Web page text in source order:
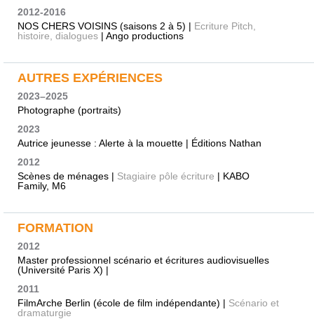
2012-2016
NOS CHERS VOISINS (saisons 2 à 5) | Ecriture Pitch,
histoire, dialogues | Ango productions
AUTRES EXPÉRIENCES
2023–2025
Photographe (portraits)
2023
Autrice jeunesse : Alerte à la mouette | Éditions Nathan
2012
Scènes de ménages | Stagiaire pôle écriture | KABO
Family, M6
FORMATION
2012
Master professionnel scénario et écritures audiovisuelles
(Université Paris X) |
2011
FilmArche Berlin (école de film indépendante) | Scénario et
dramaturgie